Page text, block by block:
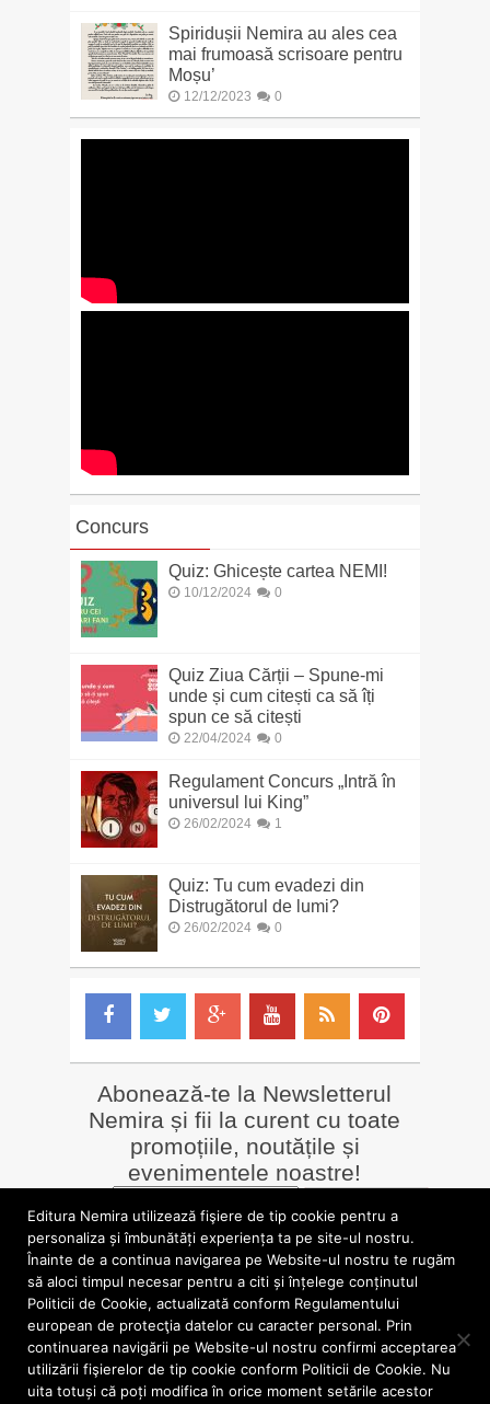
Spiridușii Nemira au ales cea
mai frumoasă scrisoare pentru
Moșu’
12/12/2023 0
Concurs
Quiz: Ghicește cartea NEMI!
10/12/2024 0
Quiz Ziua Cărții – Spune-mi
unde și cum citești ca să îți
spun ce să citești
22/04/2024 0
Regulament Concurs „Intră în
universul lui King”
26/02/2024 1
Quiz: Tu cum evadezi din
Distrugătorul de lumi?
26/02/2024 0
Abonează-te la Newsletterul
Nemira și fii la curent cu toate
promoțiile, noutățile și
evenimentele noastre!
LIBRĂRII online
» Librăria Online Nemira
Nemi
Alte siteuri
»Nemira Media
»
Valentin Nicolau
blog.nemira.ro © 2026. Toate drepturile rezervate.
Editura Nemira utilizează fişiere de tip cookie pentru a
personaliza și îmbunătăți experiența ta pe site-ul nostru.
Înainte de a continua navigarea pe Website-ul nostru te rugăm
să aloci timpul necesar pentru a citi și înțelege conținutul
Politicii de Cookie, actualizată conform Regulamentului
european de protecţia datelor cu caracter personal. Prin
continuarea navigării pe Website-ul nostru confirmi acceptarea
utilizării fişierelor de tip cookie conform Politicii de Cookie. Nu
uita totuși că poți modifica în orice moment setările acestor